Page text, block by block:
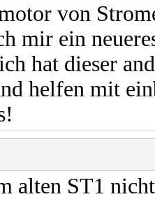
von
mir ein
hat dieser
helfen mit
alten ST1